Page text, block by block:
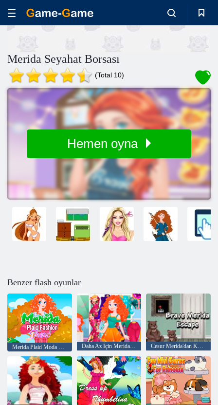
Merida Seyahat Borsası
(Total 10)
Hemen oyna
Benzer flash oyunlar
Merida Plaid Moda Trendleri Daha Az İçin Merida Elbisesi Cesur Merida'dan Kaçış